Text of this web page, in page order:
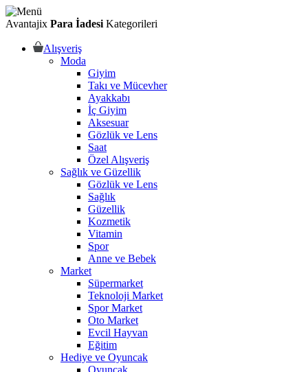
Avantajix Para İadesi Kategorileri
Alışveriş
Moda
Giyim
Takı ve Mücevher
Ayakkabı
İç Giyim
Aksesuar
Gözlük ve Lens
Saat
Özel Alışveriş
Sağlık ve Güzellik
Gözlük ve Lens
Sağlık
Güzellik
Kozmetik
Vitamin
Spor
Anne ve Bebek
Market
Süpermarket
Teknoloji Market
Spor Market
Oto Market
Evcil Hayvan
Eğitim
Hediye ve Oyuncak
Oyuncak